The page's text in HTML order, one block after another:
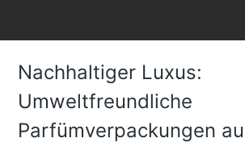
Nachhaltiger Luxus:
Umweltfreundliche
Parfümverpackungen